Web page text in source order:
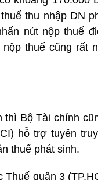
thu nhập DN
nút nộp thuế
thuế cũng rất
Bộ Tài chính
hỗ trợ tuyên
thuế phát sinh.
quận 3